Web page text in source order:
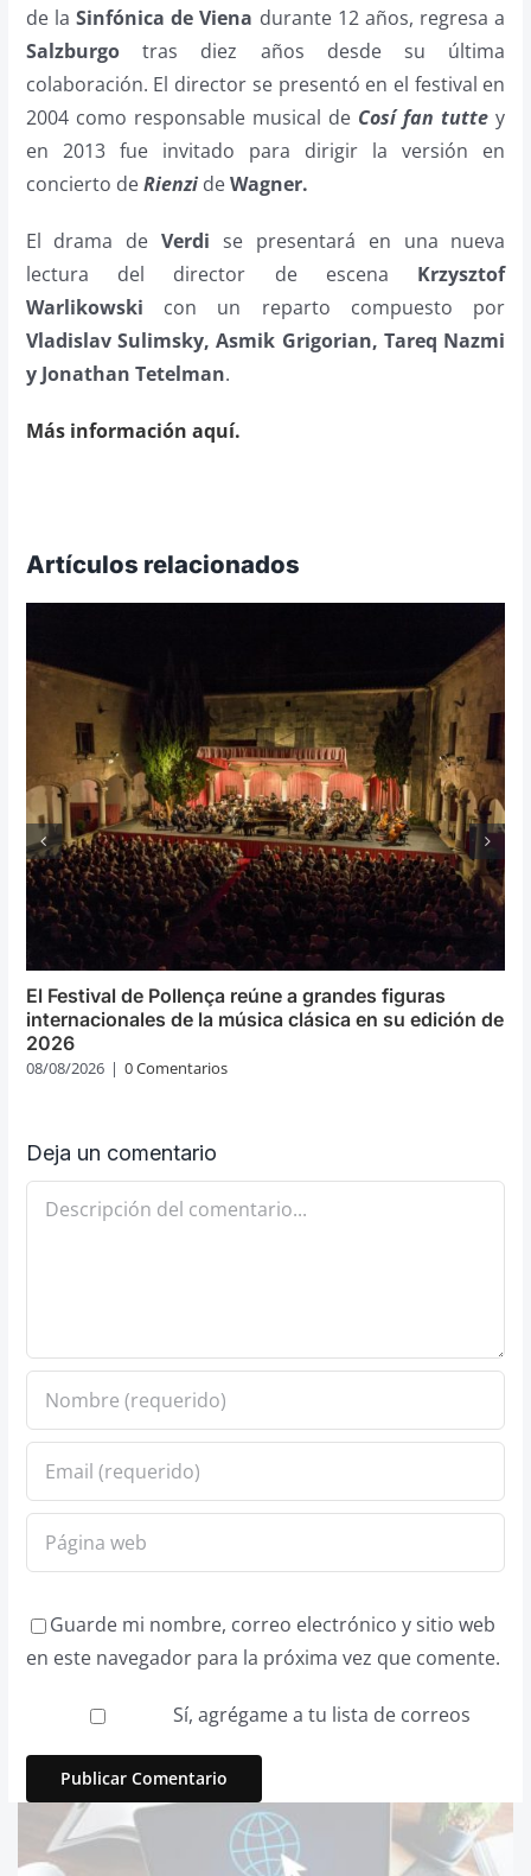
de laSinfónica de Viena durante 12 años, regresa a
Salzburgotras diez años desde su última
colaboración. El director se presentó en el festival en
2004 como responsable musical de Cosí fan tutte y
en 2013 fue invitado para dirigir la versión en
concierto deRienzideWagner.
El drama deVerdi se presentará en una nueva
lectura del director de escena Krzysztof
Warlikowski con un reparto compuesto por
Vladislav Sulimsky, Asmik Grigorian, Tareq Nazmi
y Jonathan Tetelman.
Más información aquí.
Artículos relacionados
El Festival de Pollença reúne a grandes figuras
internacionales de la música clásica en su edición de
2026
08/08/2026 | 0 Comentarios
Deja un comentario
Comentario
Guarde mi nombre, correo electrónico y sitio web
en este navegador para la próxima vez que comente.
Sí, agrégame a tu lista de correos